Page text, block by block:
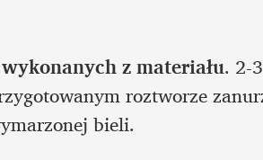
z materiału. 2-
roztworze
bieli.